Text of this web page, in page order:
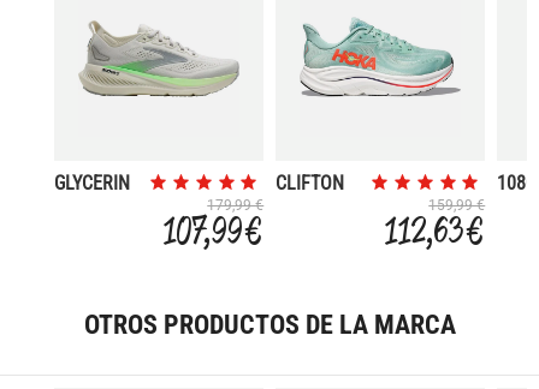
GLYCERIN
179,99 €
107,99 €
CLIFTON
159,99 €
112,63 €
OTROS PRODUCTOS DE LA MARCA